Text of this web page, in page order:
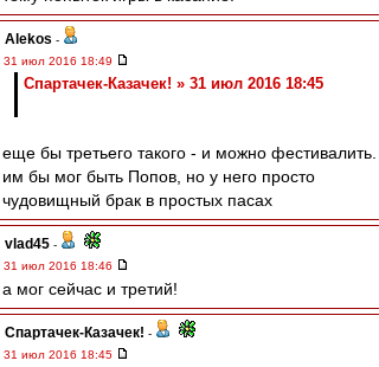
Alekos -
31 июл 2016 18:49
Спартачек-Казачек! » 31 июл 2016 18:45
еще бы третьего такого - и можно фестивалить.
им бы мог быть Попов, но у него просто
чудовищный брак в простых пасах
vlad45 -
31 июл 2016 18:46
а мог сейчас и третий!
Спартачек-Казачек! -
31 июл 2016 18:45